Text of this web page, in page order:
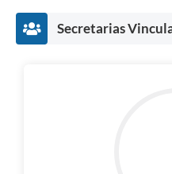
Secretarias